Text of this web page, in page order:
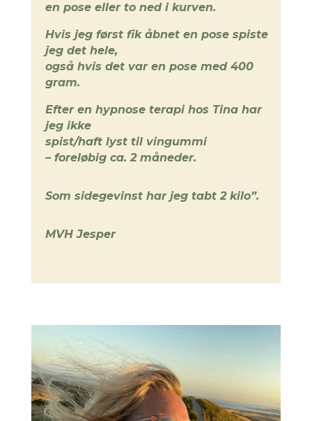
en pose eller to ned i kurven.
Hvis jeg først fik åbnet en pose spiste
jeg det hele,
også hvis det var en pose med 400
gram.
Efter en hypnose terapi hos Tina har
jeg ikke
spist/haft lyst til vingummi
– foreløbig ca. 2 måneder.
Som sidegevinst har jeg tabt 2 kilo”.
MVH Jesper